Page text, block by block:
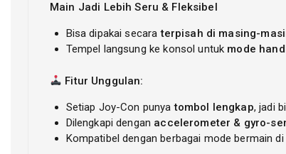
Main Jadi Lebih Seru & Fleksibel
Bisa dipakai secaraterpisah di masing-
Tempel langsung ke konsol untuk mode
Fitur Unggulan:
Setiap Joy-Con punyatombol lengkap, jadi
Dilengkapi dengan accelerometer & gyro-
Kompatibel dengan berbagai mode bermain di